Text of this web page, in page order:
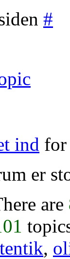
#
ind for
er
are
,